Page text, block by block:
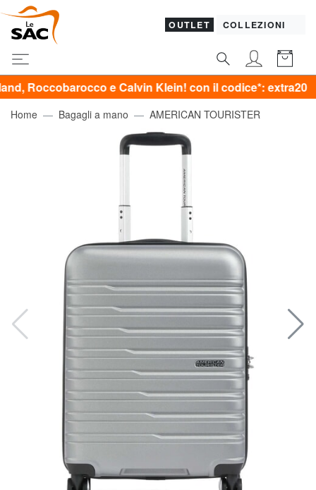
OUTLET COLLEZIONI
e Calvin Klein! con il codice*: extra20
Home Bagagli a mano AMERICAN TOURISTER